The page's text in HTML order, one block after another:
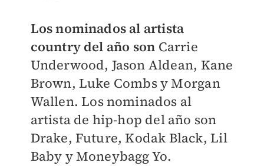
Los nominados al artista
country del año son Carrie
Underwood, Jason Aldean, Kane
Brown, Luke Combs y Morgan
Wallen. Los nominados al
artista de hip-hop del año son
Drake, Future, Kodak Black, Lil
Baby y Moneybagg Yo.